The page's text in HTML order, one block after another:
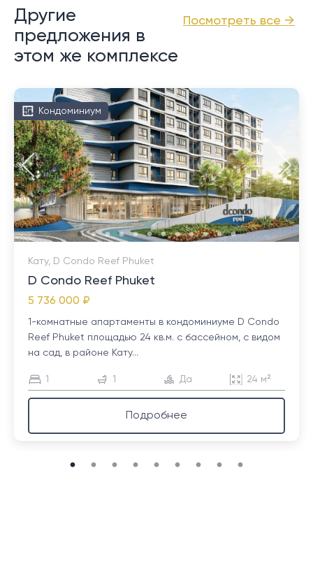
Посмотреть все →
Другие
предложения в
этом же комплексе
Кондоминиум
Кату, D Condo Reef Phuket
D Condo Reef Phuket
5 736 000 ₽
1-комнатные апартаменты в кондоминиуме D Condo
Reef Phuket площадью 24 кв.м. с бассейном, с видом
на сад, в районе Кату...
1 1 Да 24 м²
Подробнее